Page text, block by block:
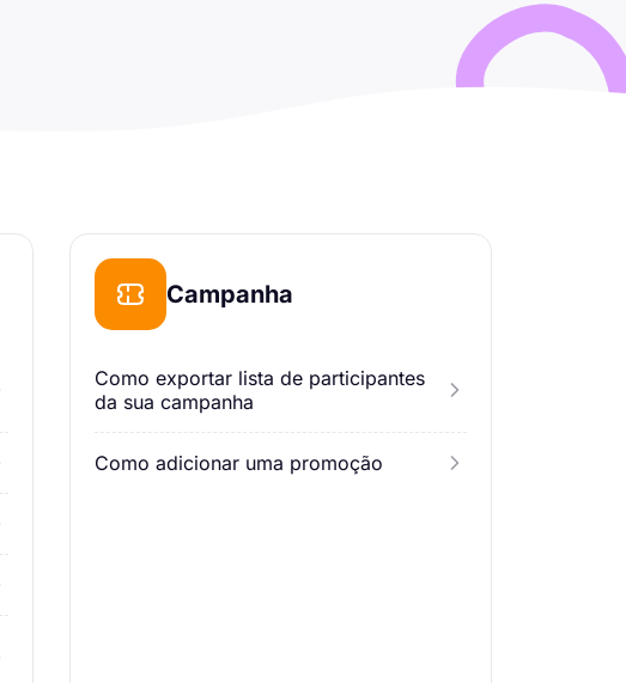
Campanha
Como exportar lista de participantes
da sua campanha
Como adicionar uma promoção